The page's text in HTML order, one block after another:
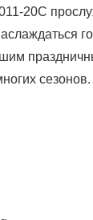
20C
сезонов.